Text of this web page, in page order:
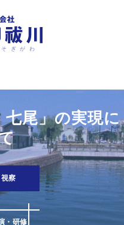
七尾」の実現に
察
・研修